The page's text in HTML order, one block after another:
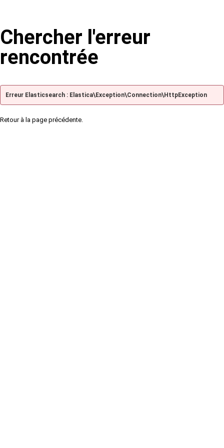
Chercher l'erreur
rencontrée
Erreur Elasticsearch : Elastica\Exception\Connection\HttpException
Retour à la page précédente.